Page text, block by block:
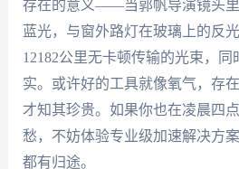
存在的意义——当郭帆导演镜头
蓝光，与窗外路灯在玻璃上的反
12182公里无卡顿传输的光束，
实。或许好的工具就像氧气，存
才知其珍贵。如果你也在凌晨四
愁，不妨体验专业级加速解决方
都有归途。